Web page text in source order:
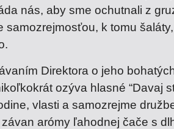
nás, aby sme ochutnali z
samozrejmosťou, k tomu
Direktora o jeho
ozýva hlasné “Davaj
vlasti a samozrejme
arómy ľahodnej čače s